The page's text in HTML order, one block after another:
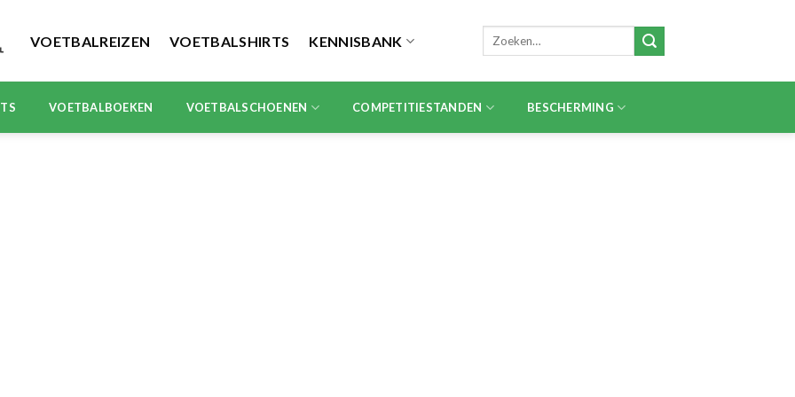
VOETBALREIZEN VOETBALSHIRTS KENNISBANK
Zoeken
VOETBALBOEKEN VOETBALSCHOENEN COMPETITIESTANDEN BESCHERMING